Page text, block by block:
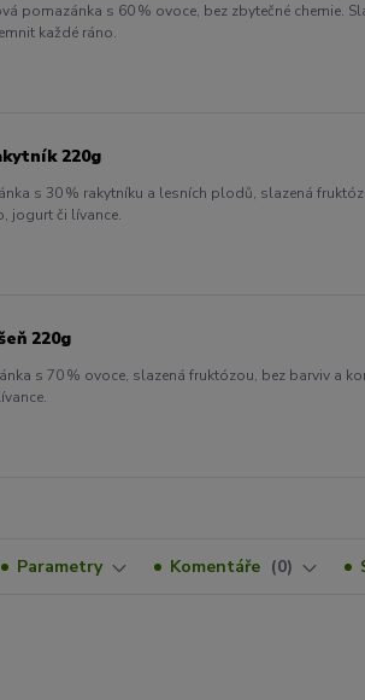
pomazánka s 60 % ovoce, bez zbytečné chemie.
každé ráno.
220g
s 30 % rakytníku a lesních plodů, slazená
jogurt či lívance.
220g
s 70 % ovoce, slazená fruktózou, bez barviv a
Parametry Komentáře 0